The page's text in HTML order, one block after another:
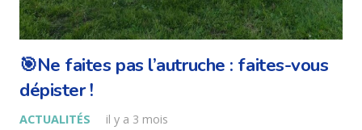
🎯Ne faites pas l’autruche : faites-vous
dépister !
ACTUALITÉS il y a 3 mois